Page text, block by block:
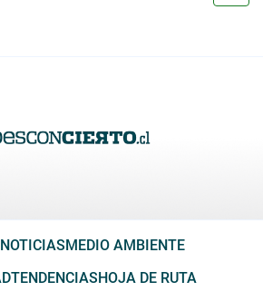
MEDIO AMBIENTE
TENDENCIAS HOJA DE RUTA